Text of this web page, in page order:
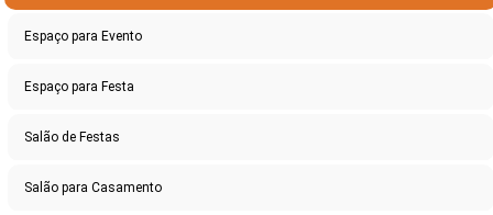
Espaço para Evento
Espaço para Festa
Salão de Festas
Salão para Casamento